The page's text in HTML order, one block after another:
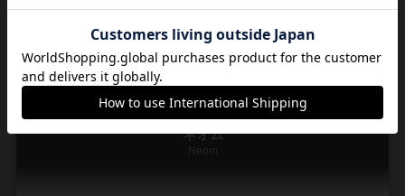
通販の取り扱いがありません
ネオム
Neom